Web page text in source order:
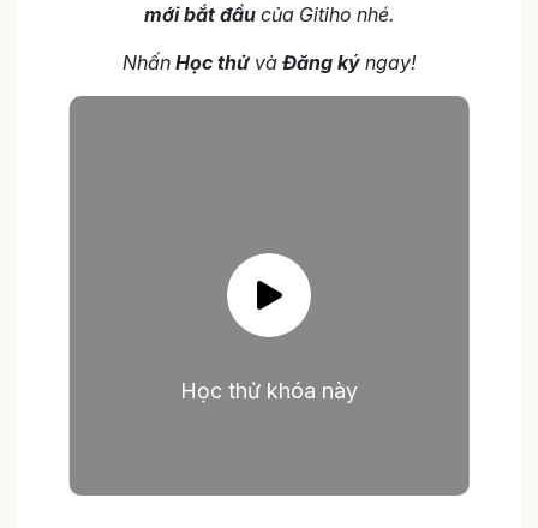
mới bắt đầu của Gitiho nhé.
Nhấn Học thửvà Đăng ký ngay!
Học thử khóa này